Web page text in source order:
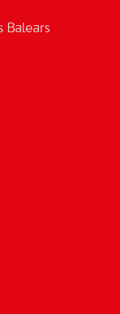
Balears